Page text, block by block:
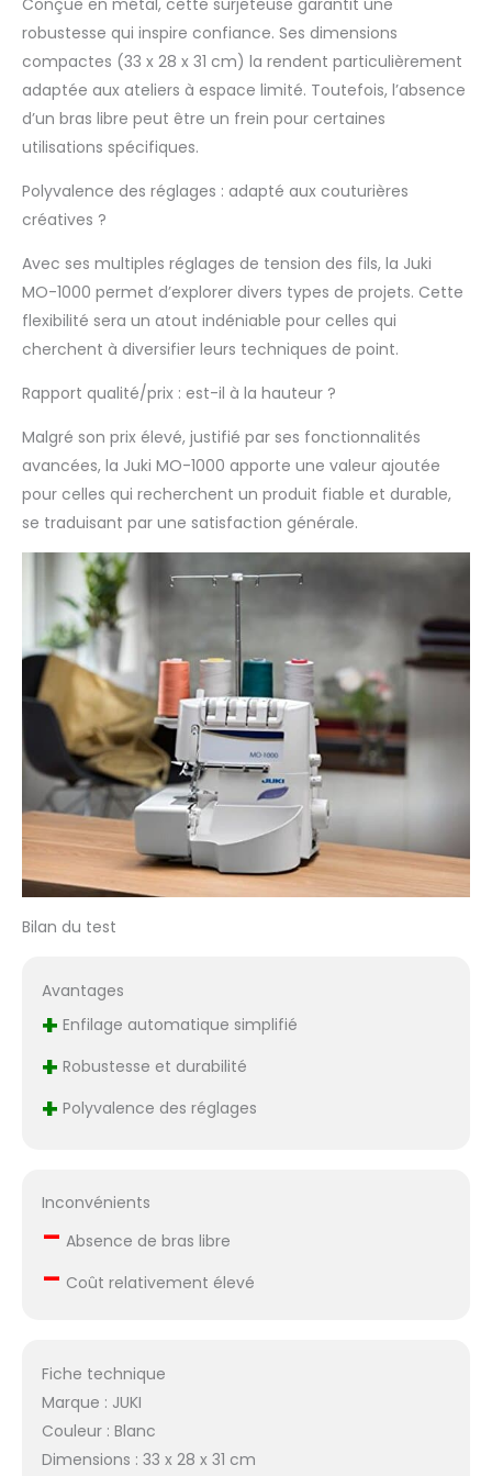
Conçue en métal, cette surjeteuse garantit une
robustesse qui inspire confiance. Ses dimensions
compactes (33 x 28 x 31 cm) la rendent particulièrement
adaptée aux ateliers à espace limité. Toutefois, l’absence
d’un bras libre peut être un frein pour certaines
utilisations spécifiques.
Polyvalence des réglages : adapté aux couturières
créatives ?
Avec ses multiples réglages de tension des fils, la Juki
MO-1000 permet d’explorer divers types de projets. Cette
flexibilité sera un atout indéniable pour celles qui
cherchent à diversifier leurs techniques de point.
Rapport qualité/prix : est-il à la hauteur ?
Malgré son prix élevé, justifié par ses fonctionnalités
avancées, la Juki MO-1000 apporte une valeur ajoutée
pour celles qui recherchent un produit fiable et durable,
se traduisant par une satisfaction générale.
Bilan du test
Avantages
+ Enfilage automatique simplifié
+ Robustesse et durabilité
+ Polyvalence des réglages
Inconvénients
– Absence de bras libre
– Coût relativement élevé
Fiche technique
Marque : JUKI
Couleur : Blanc
Dimensions : 33 x 28 x 31 cm